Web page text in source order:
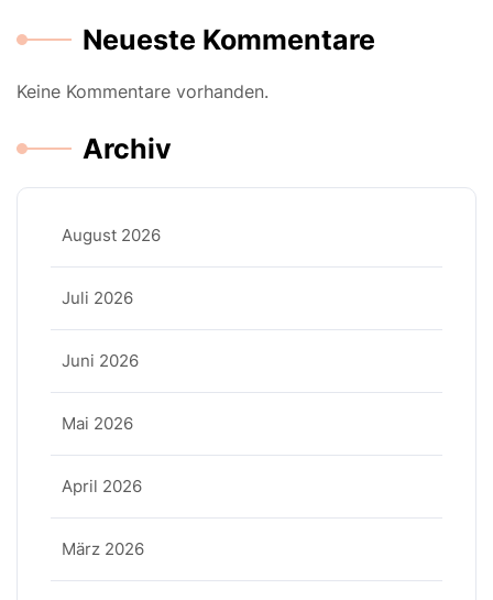
Neueste Kommentare
Keine Kommentare vorhanden.
Archiv
August 2026
Juli 2026
Juni 2026
Mai 2026
April 2026
März 2026